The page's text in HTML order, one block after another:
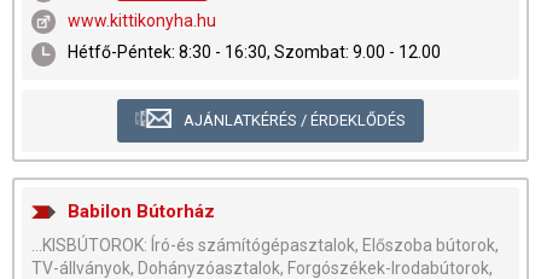
www.kittikonyha.hu
Hétfő-Péntek: 8:30 - 16:30, Szombat: 9.00 - 12.00
AJÁNLATKÉRÉS / ÉRDEKLŐDÉS
Babilon Bútorház
...KISBÚTOROK: Író-és számítógépasztalok, Előszoba bútorok,
TV-állványok, Dohányzóasztalok, Forgószékek-Irodabútorok,